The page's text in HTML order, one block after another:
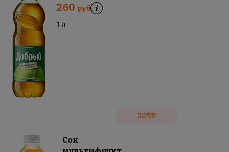
260 руб.
1 л
ХОЧУ
Сок